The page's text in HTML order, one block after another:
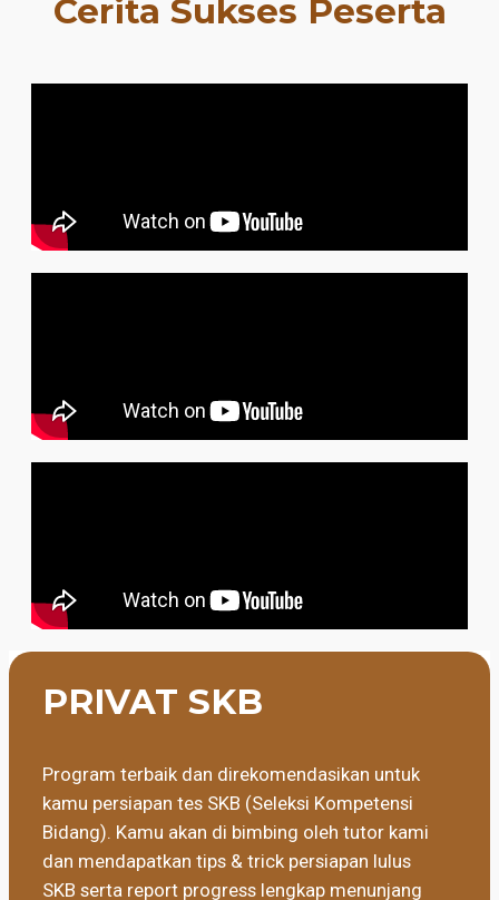
Cerita Sukses Peserta
PRIVAT SKB
Program terbaik dan direkomendasikan untuk
kamu persiapan tes SKB (Seleksi Kompetensi
Bidang). Kamu akan di bimbing oleh tutor kami
dan mendapatkan tips & trick persiapan lulus
SKB serta report progress lengkap menunjang